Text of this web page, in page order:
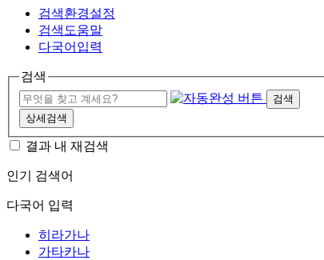
검색환경설정
검색도움말
다국어입력
검색
검색
상세검색
결과 내 재검색
인기 검색어
다국어 입력
히라가나
가타카나